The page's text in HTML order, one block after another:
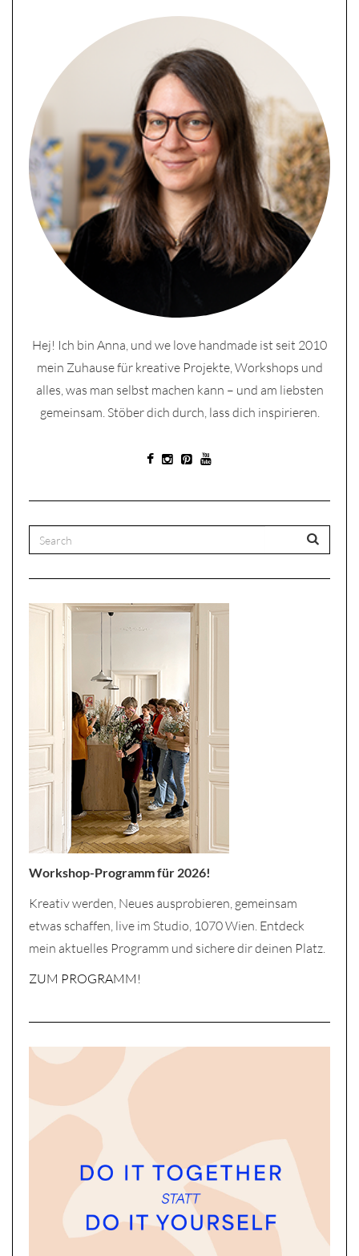
Hej! Ich bin Anna, und we love handmade ist seit 2010
mein Zuhause für kreative Projekte, Workshops und
alles, was man selbst machen kann – und am liebsten
gemeinsam. Stöber dich durch, lass dich inspirieren.
Workshop-Programm für 2026!
Kreativ werden, Neues ausprobieren, gemeinsam
etwas schaffen, live im Studio, 1070 Wien. Entdeck
mein aktuelles Programm und sichere dir deinen Platz.
ZUM PROGRAMM!